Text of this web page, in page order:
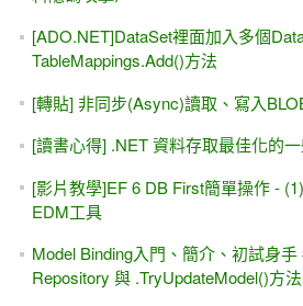
[ADO.NET]DataSet裡面加入多個
TableMappings.Add()方法
[轉貼] 非同步(Async)讀取、寫入
[讀書心得] .NET 資料存取最佳化的
[影片教學]EF 6 DB First簡單操作 -
EDM工具
Model Binding入門、簡介、初試身手
Repository 與 .TryUpdateModel()方法